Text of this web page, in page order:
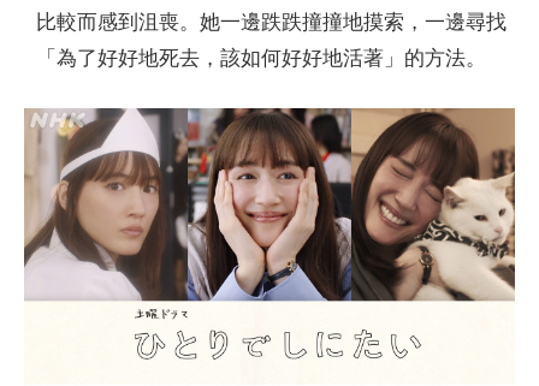
比較而感到沮喪。她一邊跌跌撞撞地摸索，一邊尋找
「為了好好地死去，該如何好好地活著」的方法。